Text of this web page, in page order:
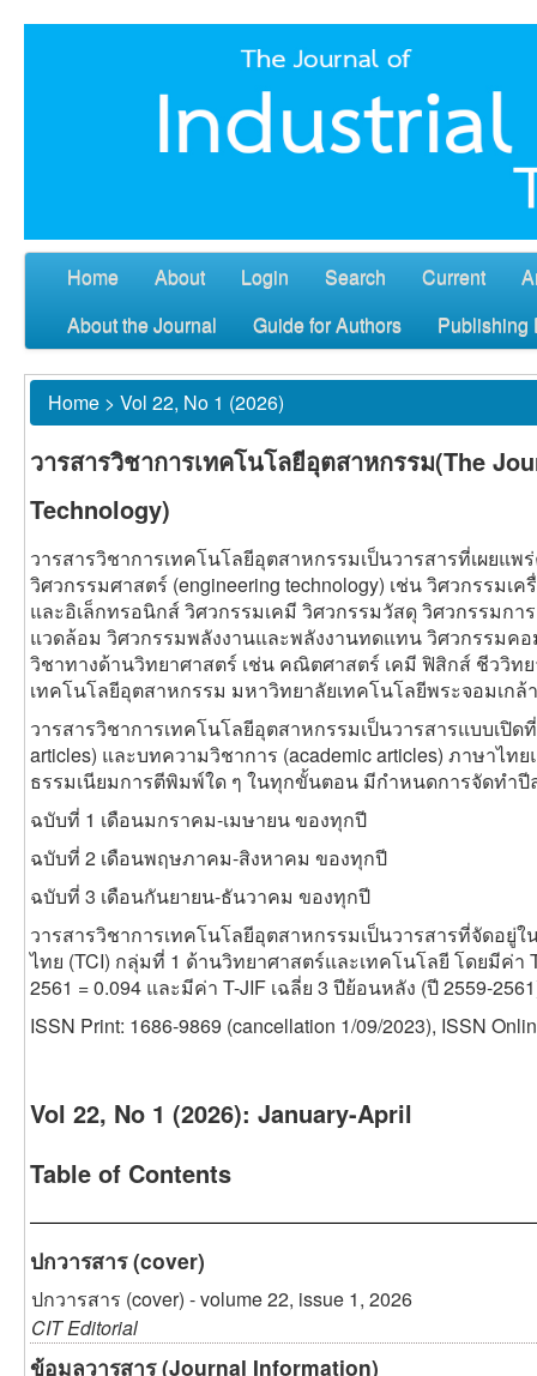
Home About Login Search Current
About the Journal
Guide for Authors Publishing
Home > Vol 22, No 1 (2026)
วารสารวิชาการเทคโนโลยีอุตสาหกรรม(The
Technology)
วารสารวิชาการเทคโนโลยีอุตสาหกรรมเป็นวารสารที่เผยแ
วิศวกรรมศาสตร์ (engineering technology) เช่น วิศวกรรมเ
และอิเล็กทรอนิกส์ วิศวกรรมเคมี วิศวกรรมวัสดุ วิศวกรรมก
แวดล้อม วิศวกรรมพลังงานและพลังงานทดแทน วิศวกรรมค
วิชาทางด้านวิทยาศาสตร์ เช่น คณิตศาสตร์ เคมี ฟิสิกส์ ชีววิท
เทคโนโลยีอุตสาหกรรม มหาวิทยาลัยเทคโนโลยีพระจอมเกล้
วารสารวิชาการเทคโนโลยีอุตสาหกรรมเป็นวารสารแบบเปิ
articles) และบทความวิชาการ (academic articles) ภาษาไท
ธรรมเนียมการตีพิมพ์ใด ๆ ในทุกขั้นตอน มีกำหนดการจัดทำปี
ฉบับที่ 1 เดือนมกราคม-เมษายน ของทุกปี
ฉบับที่ 2 เดือนพฤษภาคม-สิงหาคม ของทุกปี
ฉบับที่ 3 เดือนกันยายน-ธันวาคม ของทุกปี
วารสารวิชาการเทคโนโลยีอุตสาหกรรมเป็นวารสารที่จัดอยู่
ไทย (TCI) กลุ่มที่ 1 ด้านวิทยาศาสตร์และเทคโนโลยี โดยมีค่า
2561 = 0.094 และมีค่า T-JIF เฉลี่ย 3 ปีย้อนหลัง (ปี 2559-
ISSN Print: 1686-9869 (cancellation 1/09/2023), ISSN
Vol 22, No 1 (2026): January-April
Table of Contents
ปกวารสาร (cover)
ปกวารสาร (cover) - volume 22, issue 1, 2026
CIT Editorial
ข้อมูลวารสาร (Journal Information)